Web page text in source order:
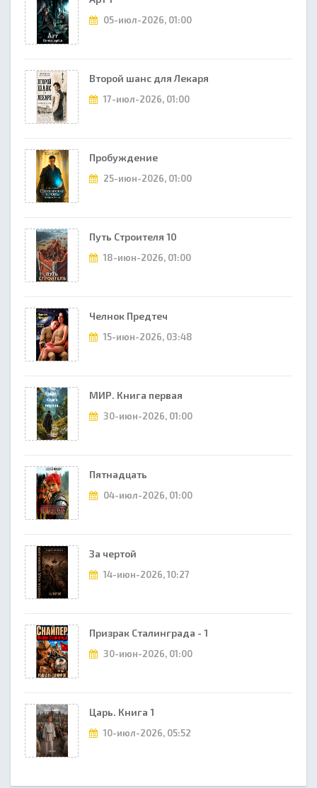
05-июл-2026, 01:00
Второй шанс для Лекаря
17-июл-2026, 01:00
Пробуждение
25-июн-2026, 01:00
Путь Строителя 10
18-июн-2026, 01:00
Челнок Предтеч
15-июн-2026, 03:48
МИР. Книга первая
30-июн-2026, 01:00
Пятнадцать
04-июл-2026, 01:00
За чертой
14-июн-2026, 10:27
Призрак Сталинграда - 1
30-июн-2026, 01:00
Царь. Книга 1
10-июл-2026, 05:52